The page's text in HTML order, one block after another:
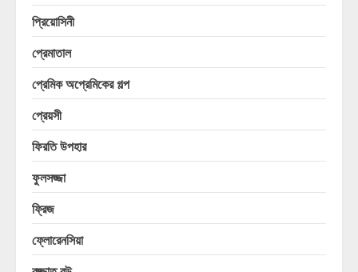
প্রিয়োসিনী
প্রেমাতাল
প্রেমিক অপ্রেমিকের গল্প
প্রেয়সী
ফিরতি উপহার
ফুলসজ্জা
ফ্রিজ
ফ্লোরেনসিয়া